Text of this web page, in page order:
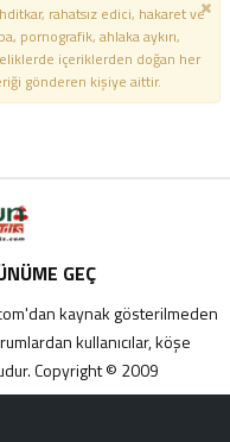
rahatsız edici, hakaret ve
pornografik, ahlaka aykırı,
içeriklerden doğan her
gönderen kişiye aittir.
GEÇ
kaynak gösterilmeden
kullanıcılar, köşe
Copyright © 2009